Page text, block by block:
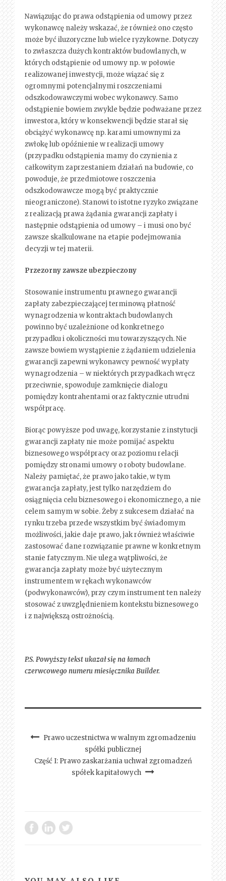
Nawiązując do prawa odstąpienia od umowy przez
wykonawcę należy wskazać, że również ono często
może być iluzoryczne lub wielce ryzykowne. Dotyczy
to zwłaszcza dużych kontraktów budowlanych, w
których odstąpienie od umowy np. w połowie
realizowanej inwestycji, może wiązać się z
ogromnymi potencjalnymi roszczeniami
odszkodowawczymi wobec wykonawcy. Samo
odstąpienie bowiem zwykle będzie podważane przez
inwestora, który w konsekwencji będzie starał się
obciążyć wykonawcę np. karami umownymi za
zwłokę lub opóźnienie w realizacji umowy
(przypadku odstąpienia mamy do czynienia z
całkowitym zaprzestaniem działań na budowie, co
powoduje, że przedmiotowe roszczenia
odszkodowawcze mogą być praktycznie
nieograniczone). Stanowi to istotne ryzyko związane
z realizacją prawa żądania gwarancji zapłaty i
następnie odstąpienia od umowy – i musi ono być
zawsze skalkulowane na etapie podejmowania
decyzji w tej materii.
Przezorny zawsze ubezpieczony
Stosowanie instrumentu prawnego gwarancji
zapłaty zabezpieczającej terminową płatność
wynagrodzenia w kontraktach budowlanych
powinno być uzależnione od konkretnego
przypadku i okoliczności mu towarzyszących. Nie
zawsze bowiem wystąpienie z żądaniem udzielenia
gwarancji zapewni wykonawcy pewność wypłaty
wynagrodzenia – w niektórych przypadkach wręcz
przeciwnie, spowoduje zamknięcie dialogu
pomiędzy kontrahentami oraz faktycznie utrudni
współpracę.
Biorąc powyższe pod uwagę, korzystanie z instytucji
gwarancji zapłaty nie może pomijać aspektu
biznesowego współpracy oraz poziomu relacji
pomiędzy stronami umowy o roboty budowlane.
Należy pamiętać, że prawo jako takie, w tym
gwarancja zapłaty, jest tylko narzędziem do
osiągnięcia celu biznesowego i ekonomicznego, a nie
celem samym w sobie. Żeby z sukcesem działać na
rynku trzeba przede wszystkim być świadomym
możliwości, jakie daje prawo, jak również właściwie
zastosować dane rozwiązanie prawne w konkretnym
stanie fatycznym. Nie ulega wątpliwości, że
gwarancja zapłaty może być użytecznym
instrumentem w rękach wykonawców
(podwykonawców), przy czym instrument ten należy
stosować z uwzględnieniem kontekstu biznesowego
i z największą ostrożnością.
P.S. Powyższy tekst ukazał się na łamach
czerwcowego numeru miesięcznika Builder.
Prawo uczestnictwa w walnym zgromadzeniu
spółki publicznej
Część I: Prawo zaskarżania uchwał zgromadzeń
spółek kapitałowych